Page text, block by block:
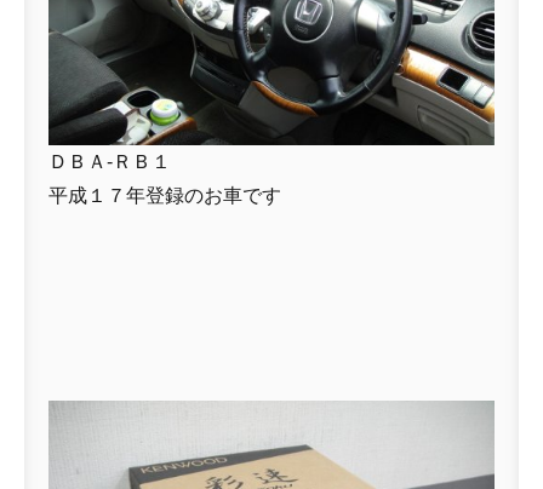
ＤＢＡ-ＲＢ１
平成１７年登録のお車です